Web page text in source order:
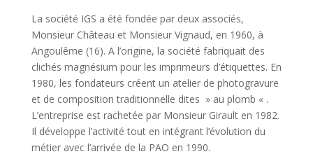
La société IGS a été fondée par deux associés,
Monsieur Château et Monsieur Vignaud, en 1960, à
Angoulême (16). A l’origine, la société fabriquait des
clichés magnésium pour les imprimeurs d’étiquettes. En
1980, les fondateurs créent un atelier de photogravure
et de composition traditionnelle dites » au plomb « .
L’entreprise est rachetée par Monsieur Girault en 1982.
Il développe l’activité tout en intégrant l’évolution du
métier avec l’arrivée de la PAO en 1990.